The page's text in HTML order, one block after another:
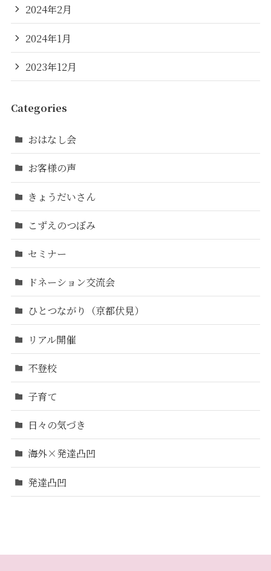
2024年2月
2024年1月
2023年12月
Categories
おはなし会
お客様の声
きょうだいさん
こずえのつぼみ
セミナー
ドネーション交流会
ひとつながり（京都伏見）
リアル開催
不登校
子育て
日々の気づき
海外×発達凸凹
発達凸凹